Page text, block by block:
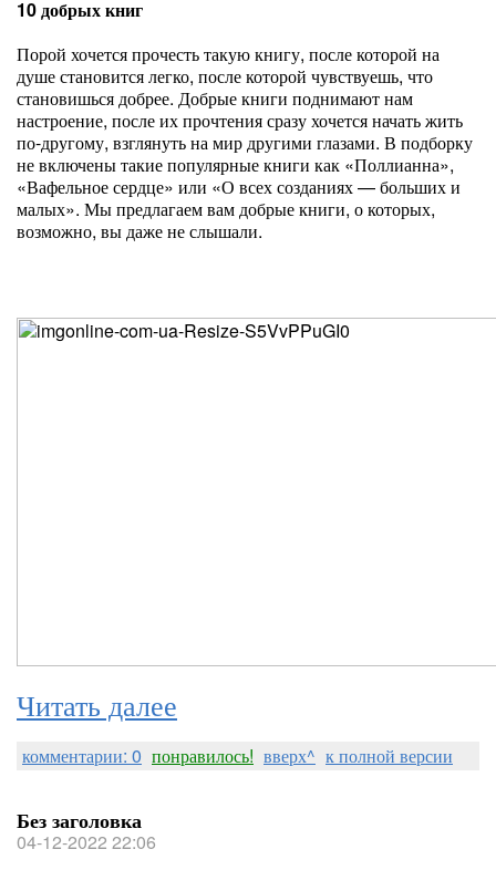
10 добрых книг
Порой хочется прочесть такую книгу, после которой на
душе становится легко, после которой чувствуешь, что
становишься добрее. Добрые книги поднимают нам
настроение, после их прочтения сразу хочется начать жить
по-другому, взглянуть на мир другими глазами. В подборку
не включены такие популярные книги как «Поллианна»,
«Вафельное сердце» или «О всех созданиях — больших и
малых». Мы предлагаем вам добрые книги, о которых,
возможно, вы даже не слышали.
Читать далее
комментарии: 0 понравилось! вверх^ к полной версии
Без заголовка
04-12-2022 22:06